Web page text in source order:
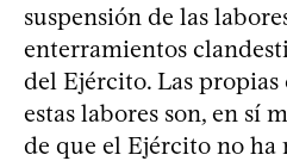
suspensión de las
enterramientos
del Ejército. Las propias
estas labores son, en sí
de que el Ejército no ha